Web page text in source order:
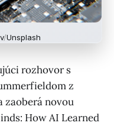
/Unsplash
rozhovor s
z
zaoberá novou
How AI Learned